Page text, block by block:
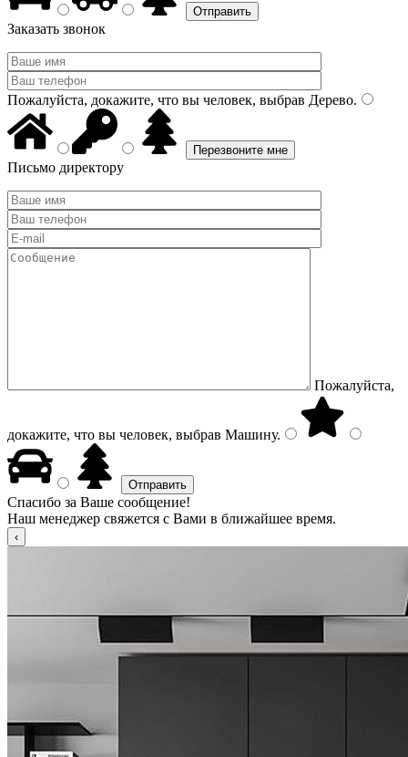
Заказать звонок
Пожалуйста, докажите, что вы человек, выбрав Дерево.
Письмо директору
Пожалуйста,
докажите, что вы человек, выбрав Машину.
Спасибо за Ваше сообщение!
Наш менеджер свяжется с Вами в ближайшее время.